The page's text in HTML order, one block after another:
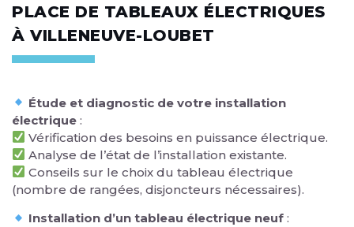
PLACE DE TABLEAUX ÉLECTRIQUES
À VILLENEUVE-LOUBET
Étude et diagnostic de votre installation
électrique :
Vérification des besoins en puissance électrique.
Analyse de l’état de l’installation existante.
Conseils sur le choix du tableau électrique
(nombre de rangées, disjoncteurs nécessaires).
Installation d’un tableau électrique neuf :